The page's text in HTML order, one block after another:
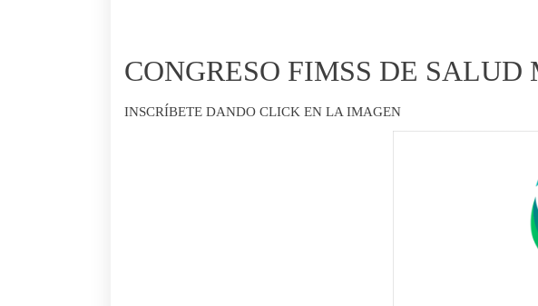
CONGRESO FIMSS DE SALUD
INSCRÍBETE DANDO CLICK EN LA IMAGEN